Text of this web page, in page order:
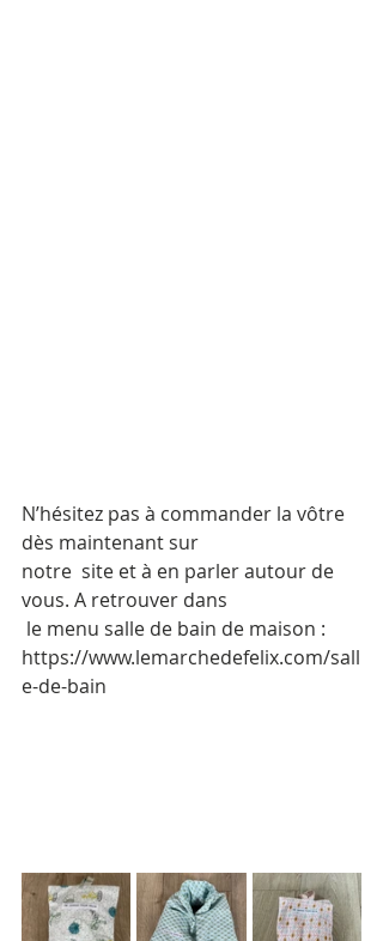
N’hésitez pas à commander la vôtre
dès maintenant sur
notre  site et à en parler autour de
vous. A retrouver dans
le menu salle de bain de maison :
https://www.lemarchedefelix.com/sall
e-de-bain